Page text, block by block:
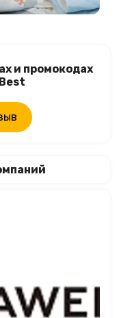
и промокодах